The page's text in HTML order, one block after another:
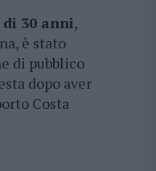
30 anni,
è stato
di pubblico
dopo aver
Costa